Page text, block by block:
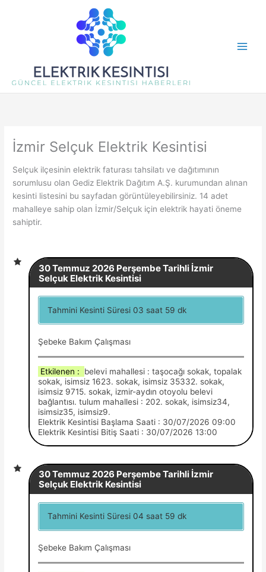
İzmir Selçuk Elektrik Kesintisi
Selçuk ilçesinin elektrik faturası tahsilatı ve dağıtımının
sorumlusu olan Gediz Elektrik Dağıtım A.Ş. kurumundan alınan
kesinti listesini bu sayfadan görüntüleyebilirsiniz. 14 adet
mahalleye sahip olan İzmir/Selçuk için elektrik hayati öneme
sahiptir.
30 Temmuz 2026 Perşembe Tarihli İzmir
Selçuk Elektrik Kesintisi
Tahmini Kesinti Süresi 03 saat 59 dk
Şebeke Bakım Çalışması
Etkilenen : belevi mahallesi : taşocağı sokak, topalak
sokak, isimsiz 1623. sokak, isimsiz 35332. sokak,
isimsiz 9715. sokak, izmir-aydın otoyolu belevi
bağlantısı. tulum mahallesi : 202. sokak, isimsiz34,
isimsiz35, isimsiz9.
Elektrik Kesintisi Başlama Saati : 30/07/2026 09:00
Elektrik Kesintisi Bitiş Saati : 30/07/2026 13:00
30 Temmuz 2026 Perşembe Tarihli İzmir
Selçuk Elektrik Kesintisi
Tahmini Kesinti Süresi 04 saat 59 dk
Şebeke Bakım Çalışması